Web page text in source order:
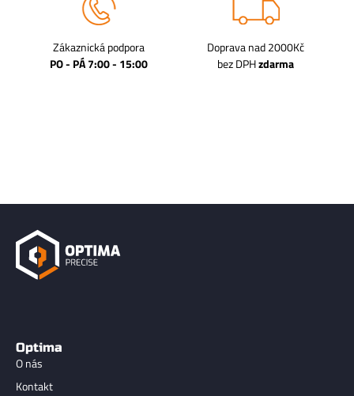
Zákaznická podpora
PO - PÁ 7:00 - 15:00
Doprava nad 2000Kč
bez DPHzdarma
Optima
O nás
Kontakt